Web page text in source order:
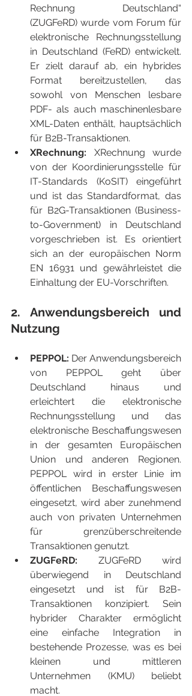
Rechnung Deutschland“
(ZUGFeRD) wurde vom Forum für
elektronische Rechnungsstellung
in Deutschland (FeRD) entwickelt.
Er zielt darauf ab, ein hybrides
Format bereitzustellen, das
sowohl von Menschen lesbare
PDF- als auch maschinenlesbare
XML-Daten enthält, hauptsächlich
für B2B-Transaktionen.
XRechnung: XRechnung wurde
von der Koordinierungsstelle für
IT-Standards (KoSIT) eingeführt
und ist das Standardformat, das
für B2G-Transaktionen (Business-
to-Government) in Deutschland
vorgeschrieben ist. Es orientiert
sich an der europäischen Norm
EN 16931 und gewährleistet die
Einhaltung der EU-Vorschriften.
2. Anwendungsbereich und
Nutzung
PEPPOL: Der Anwendungsbereich
von PEPPOL geht über
Deutschland hinaus und
erleichtert die elektronische
Rechnungsstellung und das
elektronische Beschaffungswesen
in der gesamten Europäischen
Union und anderen Regionen.
PEPPOL wird in erster Linie im
öffentlichen Beschaffungswesen
eingesetzt, wird aber zunehmend
auch von privaten Unternehmen
für grenzüberschreitende
Transaktionen genutzt.
ZUGFeRD: ZUGFeRD wird
überwiegend in Deutschland
eingesetzt und ist für B2B-
Transaktionen konzipiert. Sein
hybrider Charakter ermöglicht
eine einfache Integration in
bestehende Prozesse, was es bei
kleinen und mittleren
Unternehmen (KMU) beliebt
macht.